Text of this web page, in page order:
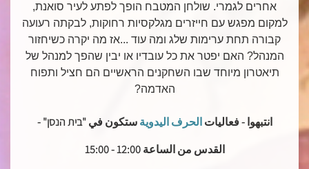
אחרים לגמרי. שולחן המטבח הופך לפתע לעיר סואנת,
למקום מפגש עם חייזרים מגלקסיות רחוקות, לבקתה רעועה
קבורה תחת ערימות שלג ומה עוד ...אז מה יקרה כשיחזור
המנהל? האם יפטר את כל עובדיו או יבין שהפך למנהל של
תיאטרון מיוחד שבו השחקנים הראשיים הם חציל ותפוח
האדמה?
انتبهوا - فعاليات الحرف اليدوية ستكون في "בית הנסן" -
القدس من الساعة 12:00 - 15:00